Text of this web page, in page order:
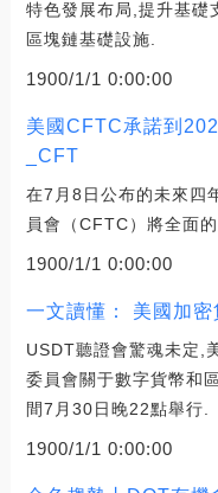
特色發展布局,提升基礎
區塊鏈基礎設施.
1900/1/1 0:00:00
美國CFTC承諾到
_CFT
在7月8日公布的未來四
員會（CFTC）將全面
1900/1/1 0:00:00
一文讀懂： 美國加
USDT聽證會驚魂未定,
委員會關于數字貨幣和
間7月30日晚22點舉行.
1900/1/1 0:00:00